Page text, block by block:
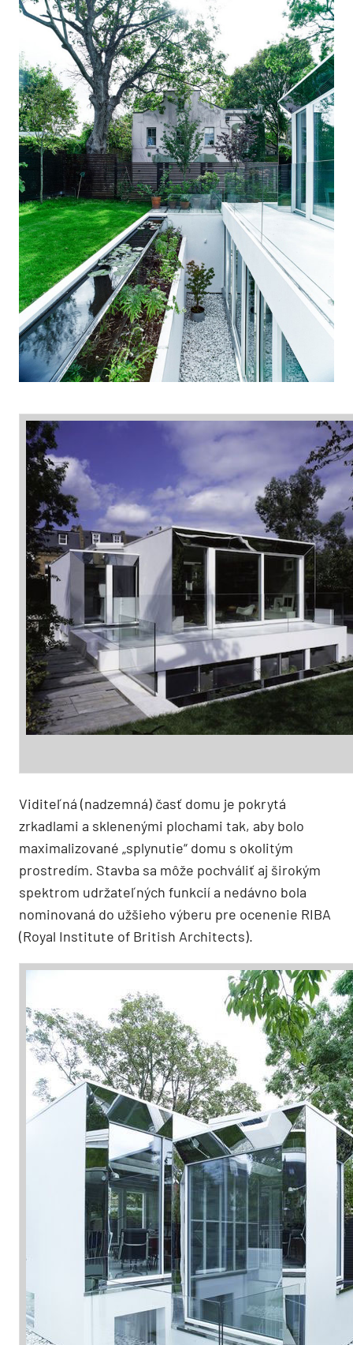
Viditeľná (nadzemná) časť domu je pokrytá
zrkadlami a sklenenými plochami tak, aby bolo
maximalizované „splynutie“ domu s okolitým
prostredím. Stavba sa môže pochváliť aj širokým
spektrom udržateľných funkcií a nedávno bola
nominovaná do užšieho výberu pre ocenenie RIBA
(Royal Institute of British Architects).